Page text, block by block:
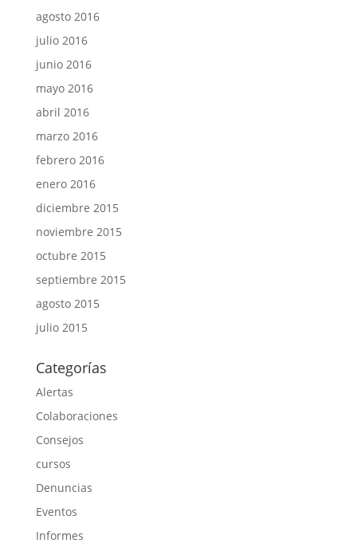
agosto 2016
julio 2016
junio 2016
mayo 2016
abril 2016
marzo 2016
febrero 2016
enero 2016
diciembre 2015
noviembre 2015
octubre 2015
septiembre 2015
agosto 2015
julio 2015
Categorías
Alertas
Colaboraciones
Consejos
cursos
Denuncias
Eventos
Informes